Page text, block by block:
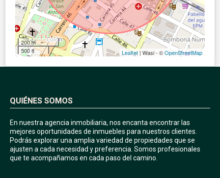
200 m
500 ft
Leaflet| Wasi - ©OpenStreetMap
QUIÉNES SOMOS
En nuestra agencia inmobiliaria, nos encanta encontrar las
mejores oportunidades de inmuebles para nuestros clientes.
Podrás explorar una amplia variedad de propiedades que se
ajusten a cada necesidad y preferencia. Somos profesionales
que te acompañamos en cada paso del camino.